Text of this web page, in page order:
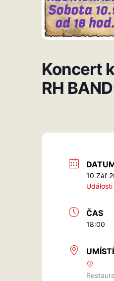
Koncert
RH BAND
10 Zář
ČAS
18:00